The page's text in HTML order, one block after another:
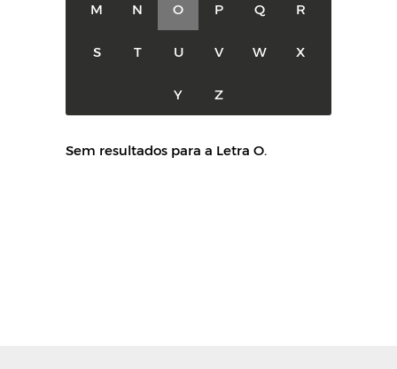
M N O P Q R
S T U V W X
Y Z
Sem resultados para a Letra O.